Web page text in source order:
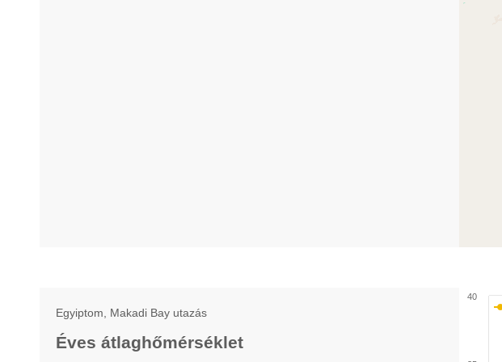
Egyiptom, Makadi Bay utazás
Éves átlaghőmérséklet
40